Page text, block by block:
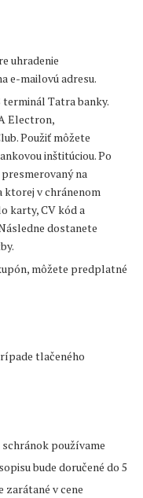
uhradenie
e-mailovú adresu.
terminál Tatra banky.
Electron,
Použiť môžete
inštitúciou. Po
na
ktorej v chránenom
karty, CV kód a
dostanete
môžete predplatné
tlačeného
používame
bude doručené do 5
zarátané v cene